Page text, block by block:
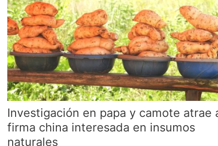
Investigación en papa y camote atrae
firma china interesada en insumos
naturales
y
camote
atrae
a
firma
china
interesada
en
insumos
naturales